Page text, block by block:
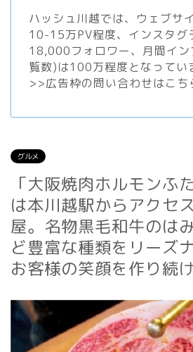
ハッシュ川越では、ウェブサ
10-15万PV程度、 インスタグ
18,000フォロワー、月間イン
覧数)は100万程度となってい
>>広告枠の問い合わせはこち
グルメ
「大阪焼肉ホルモンふ
は本川越駅からアクセ
屋。名物黒毛和牛のは
ど豊富な種類をリーズ
お客様の笑顔を作り続